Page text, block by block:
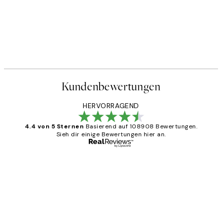
Kundenbewertungen
HERVORRAGEND
4.4 von 5 Sternen Basierend auf 108908 Bewertungen.
Sieh dir einige Bewertungen hier an.